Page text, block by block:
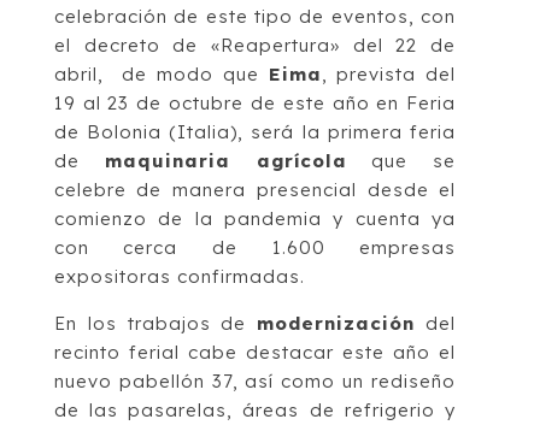
celebración de este tipo de eventos, con
el decreto de «Reapertura» del 22 de
abril, de modo que Eima, prevista del
19 al 23 de octubre de este año en Feria
de Bolonia (Italia), será la primera feria
de maquinaria agrícola que se
celebre de manera presencial desde el
comienzo de la pandemia y cuenta ya
con cerca de 1.600 empresas
expositoras confirmadas.
En los trabajos de modernización del
recinto ferial cabe destacar este año el
nuevo pabellón 37, así como un rediseño
de las pasarelas, áreas de refrigerio y